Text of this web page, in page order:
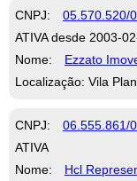
CNPJ: 05.570.520/
ATIVA desde 2003-
Nome:
Ezzato
Localização: Vila
CNPJ: 06.555.861/
ATIVA
Nome:
Hcl